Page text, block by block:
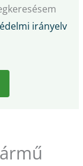
irányelv